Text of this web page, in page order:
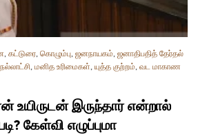
, கட்டுரை, கொழும்பு, ஜனநாயகம், ஜனாதிபதித் தேர்தல்
நல்லாட்சி, மனித உரிமைகள், யுத்த குற்றம், வட மாகாண
உயிருடன் இருந்தார் என்றால்
கேள்வி எழுப்புமா